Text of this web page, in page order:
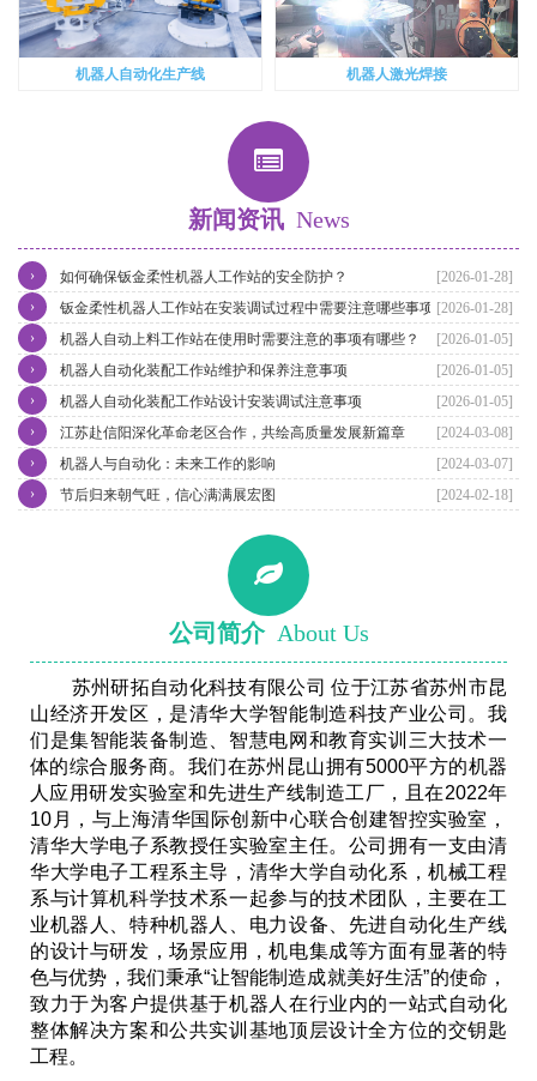
机器人自动化生产线 机器人激光焊接
新闻资讯 News
[2026-01-28]
如何确保钣金柔性机器人工作站的安全防护？
›
[2026-01-28]
钣金柔性机器人工作站在安装调试过程中需要注意哪些事项？
›
[2026-01-05]
机器人自动上料工作站在使用时需要注意的事项有哪些？
›
[2026-01-05]
机器人自动化装配工作站维护和保养注意事项
›
[2026-01-05]
机器人自动化装配工作站设计安装调试注意事项
›
[2024-03-08]
江苏赴信阳深化革命老区合作，共绘高质量发展新篇章
›
[2024-03-07]
机器人与自动化：未来工作的影响
›
[2024-02-18]
节后归来朝气旺，信心满满展宏图
›
公司简介 About Us
苏州研拓自动化科技有限公司 位于江苏省苏州市昆
山经济开发区，是清华大学智能制造科技产业公司。我
们是集智能装备制造、智慧电网和教育实训三大技术一
体的综合服务商。我们在苏州昆山拥有5000平方的机器
人应用研发实验室和先进生产线制造工厂，且在2022年
10月，与上海清华国际创新中心联合创建智控实验室，
清华大学电子系教授任实验室主任。公司拥有一支由清
华大学电子工程系主导，清华大学自动化系，机械工程
系与计算机科学技术系一起参与的技术团队，主要在工
业机器人、特种机器人、电力设备、先进自动化生产线
的设计与研发，场景应用，机电集成等方面有显著的特
色与优势，我们秉承“让智能制造成就美好生活”的使命，
致力于为客户提供基于机器人在行业内的一站式自动化
整体解决方案和公共实训基地顶层设计全方位的交钥匙
工程。